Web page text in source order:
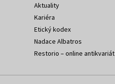
Aktuality
Kariéra
Etický kodex
Nadace Albatros
Restorio – online antikvariát